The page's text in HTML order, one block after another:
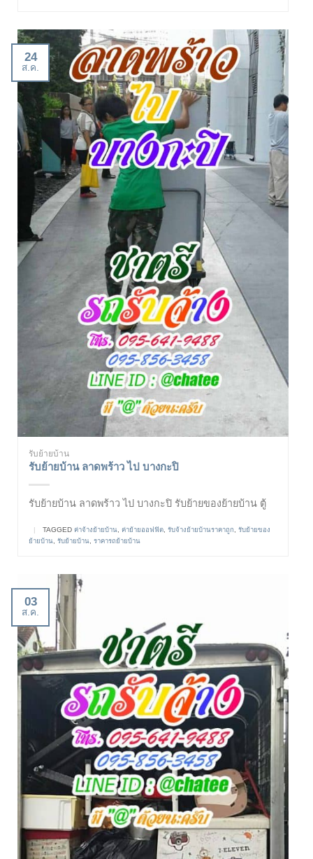
24
ส.ค.
รับย้ายบ้าน
รับย้ายบ้าน ลาดพร้าว ไป บางกะปิ
รับย้ายบ้าน ลาดพร้าว ไป บางกะปิ รับย้ายของย้ายบ้าน ตู้
| TAGGED ค่าจ้างย้ายบ้าน, ค่าย้ายออฟฟิต, รับจ้างย้ายบ้านราคาถูก, รับย้ายของ
ย้ายบ้าน, รับย้ายบ้าน, ราคารถย้ายบ้าน
03
ส.ค.